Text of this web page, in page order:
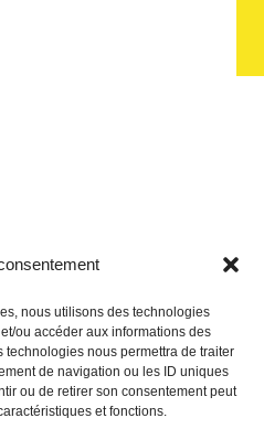
nous utilisons des technologies
ou accéder aux informations des
nous permettra de traiter
de navigation ou les ID uniques
ou de retirer son consentement peut
et fonctions.